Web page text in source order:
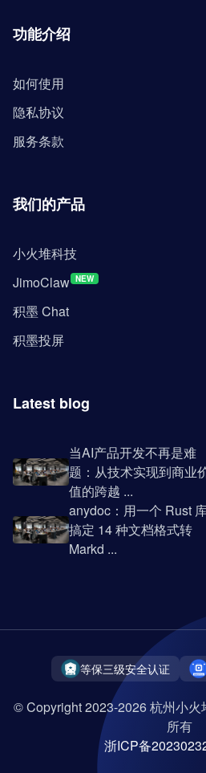
功能介绍
如何使用
隐私协议
服务条款
我们的产品
小火堆科技
JimoClaw NEW
积墨 Chat
积墨投屏
Latest blog
当AI产品开发不再是难
题：从技术实现到商业
值的跨越 ...
anydoc：用一个 Rust
搞定 14 种文档格式转
Markd ...
等保三级安全认证
© Copyright 2023-2026 杭州小
所有
浙ICP备